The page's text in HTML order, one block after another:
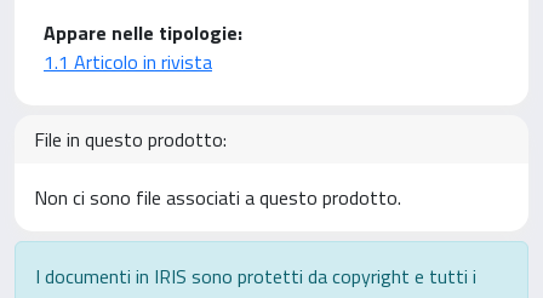
Appare nelle tipologie:
1.1 Articolo in rivista
File in questo prodotto:
Non ci sono file associati a questo prodotto.
I documenti in IRIS sono protetti da copyright e tutti i